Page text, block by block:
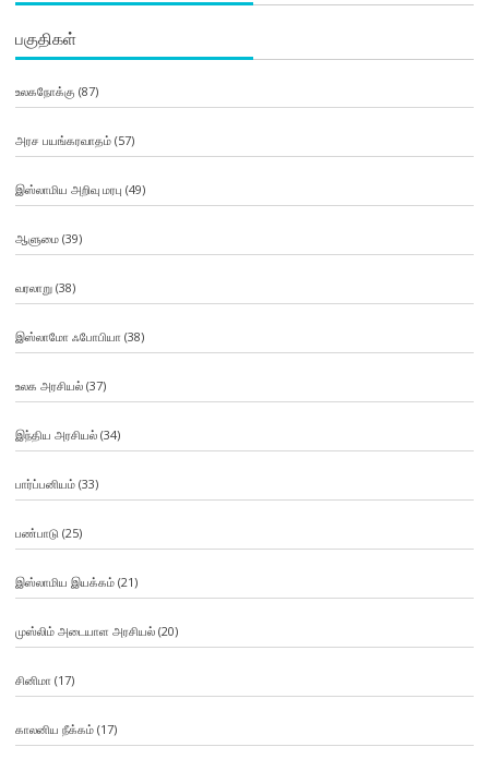
பகுதிகள்
உலகநோக்கு (87)
அரச பயங்கரவாதம்(57)
இஸ்லாமிய அறிவு மரபு (49)
ஆளுமை(39)
வரலாறு(38)
இஸ்லாமோ ஃபோபியா (38)
உலக அரசியல்(37)
இந்திய அரசியல்(34)
பார்ப்பனியம்(33)
பண்பாடு (25)
இஸ்லாமிய இயக்கம்(21)
முஸ்லிம் அடையாள அரசியல்(20)
சினிமா (17)
காலனிய நீக்கம்(17)